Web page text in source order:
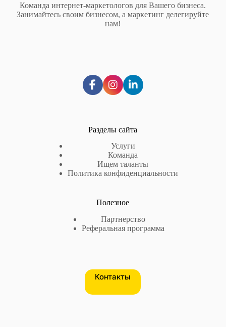
Команда интернет-маркетологов для Вашего бизнеса.
Занимайтесь своим бизнесом, а маркетинг делегируйте
нам!
Разделы сайта
Услуги
Команда
Ищем таланты
Политика конфиденциальности
Полезное
Партнерство
Реферальная программа
Контакты